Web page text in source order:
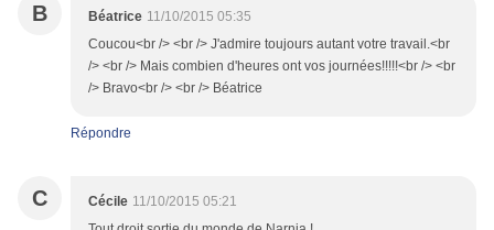
B Béatrice 11/10/2015 05:35
Coucou<br /> <br /> J'admire toujours autant votre travail.<br
/> <br /> Mais combien d'heures ont vos journées!!!!!<br /> <br
/> Bravo<br /> <br /> Béatrice
Répondre
C Cécile 11/10/2015 05:21